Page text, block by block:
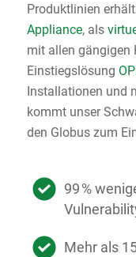
Produktlinien
Appliance, als
mit allen gängigen
Einstiegslösung
Installationen und
kommt unser
den Globus zum
99 %
Mehr als